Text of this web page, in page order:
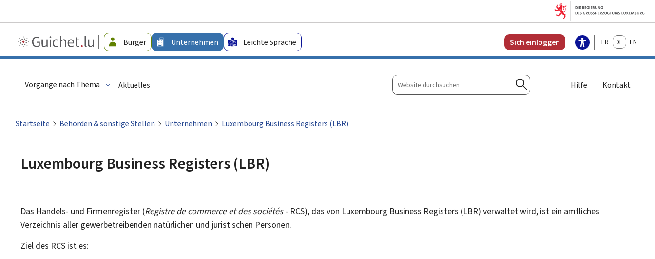
Guichet.lu
-
Bürger Unternehmen Leichte Sprache Sich einloggen FrançaisDeutschEnglish
Vorgänge nach Thema Aktuelles
Website
durchsuchen
Suchen
Hilfe Kontakt
Startseite Behörden & sonstige Stellen Unternehmen Luxembourg Business Registers (LBR)
Luxembourg Business Registers (LBR)
Das Handels- und Firmenregister (Registre de commerce et des sociétés- RCS), das von Luxembourg Business Registers (LBR) verwaltet wird, ist ein amtliches
Verzeichnis aller gewerbetreibenden natürlichen und juristischen Personen.
Ziel des RCS ist es: